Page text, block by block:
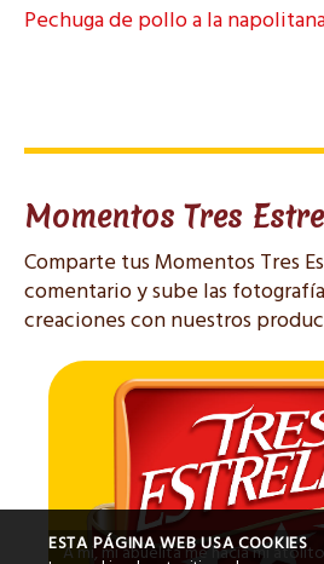
Pechuga de pollo a la
Momentos Tres
Comparte tus Momentos Tres
comentario y sube las
creaciones con nuestros
A mi, mi abuelita me hacía mi
ESTA PÁGINA WEB USA COOKIES